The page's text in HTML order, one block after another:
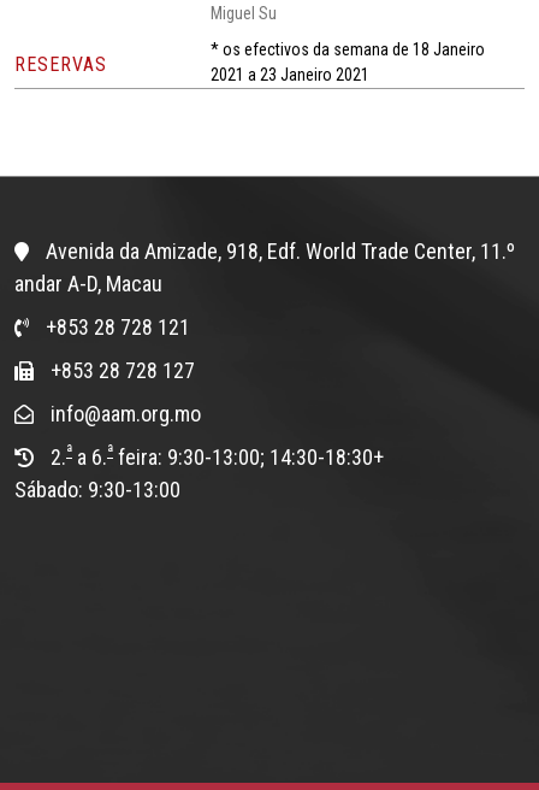
Miguel Su
RESERVAS
* os efectivos da semana de 18 Janeiro
2021 a 23 Janeiro 2021
Avenida da Amizade, 918, Edf. World Trade Center, 11.º
andar A-D, Macau
+853 28 728 121
+853 28 728 127
info@aam.org.mo
2.ª a 6.ª feira: 9:30-13:00; 14:30-18:30+
Sábado: 9:30-13:00